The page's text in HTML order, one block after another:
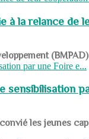
à la relance de
les jeunes